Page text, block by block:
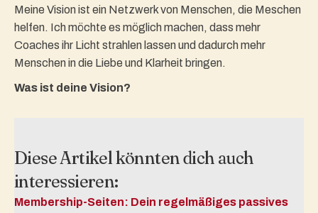
Meine Vision ist ein Netzwerk von Menschen, die Meschen
helfen. Ich möchte es möglich machen, dass mehr
Coaches ihr Licht strahlen lassen und dadurch mehr
Menschen in die Liebe und Klarheit bringen.
Was ist deine Vision?
Diese Artikel könnten dich auch
interessieren:
Membership-Seiten: Dein regelmäßiges passives